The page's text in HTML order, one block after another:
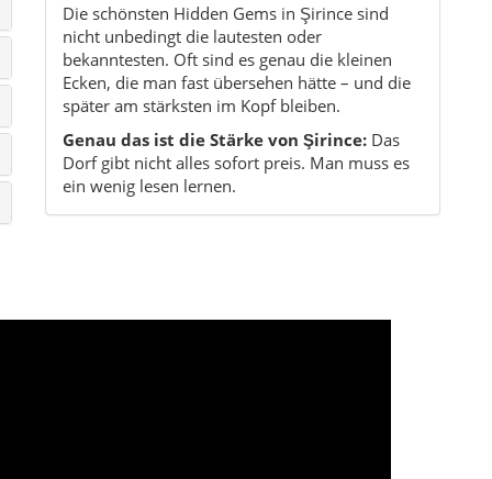
Die schönsten Hidden Gems in Şirince sind
nicht unbedingt die lautesten oder
bekanntesten. Oft sind es genau die kleinen
Ecken, die man fast übersehen hätte – und die
später am stärksten im Kopf bleiben.
Genau das ist die Stärke von Şirince: Das
Dorf gibt nicht alles sofort preis. Man muss es
ein wenig lesen lernen.